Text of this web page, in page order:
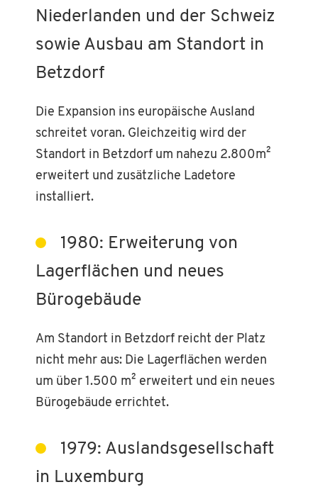
Niederlanden und der Schweiz
sowie Ausbau am Standort in
Betzdorf
Die Expansion ins europäische Ausland
schreitet voran. Gleichzeitig wird der
Standort in Betzdorf um nahezu 2.800m²
erweitert und zusätzliche Ladetore
installiert.
1980: Erweiterung von
Lagerflächen und neues
Bürogebäude
Am Standort in Betzdorf reicht der Platz
nicht mehr aus: Die Lagerflächen werden
um über 1.500 m² erweitert und ein neues
Bürogebäude errichtet.
1979: Auslandsgesellschaft
in Luxemburg